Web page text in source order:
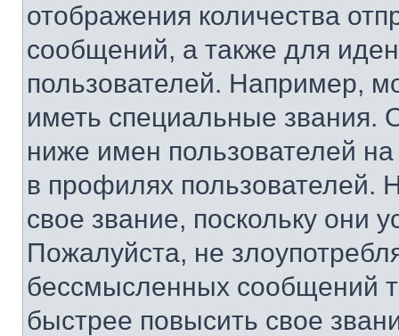
отображения количества
сообщений, а также для
пользователей. Например,
иметь специальные звания.
ниже имен пользователей
в профилях
свое звание, поскольку они
Пожалуйста, не
бессмысленных сообщений
быстрее повысить свое